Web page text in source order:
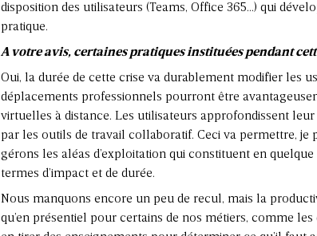
disposition des utilisateurs (Teams, Office 365…) qui
pratique.
A votre avis, certaines pratiques instituées pendant
Oui, la durée de cette crise va durablement modifier les
déplacements professionnels pourront être
virtuelles à distance. Les utilisateurs approfondissent
par les outils de travail collaboratif. Ceci va permettre, je
gérons les aléas d’exploitation qui constituent en
termes d’impact et de durée.
Nous manquons encore un peu de recul, mais la
qu’en présentiel pour certains de nos métiers, comme